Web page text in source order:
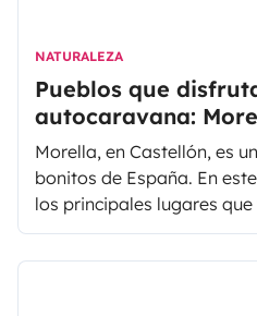
NATURALEZA
Pueblos que
autocaravana:
Morella, en Castellón, es
bonitos de España. En
los principales lugares
las que viajar a Morella
gran opción para